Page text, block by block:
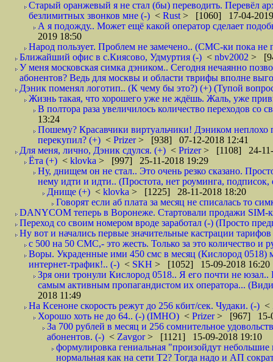
Старый оранжевый я не стал (бы) переводить. Перевёл
безлимитных звонков мне (-) < Rust > [1060] 17-04-
А я подожду.. Может ещё какой оператор сделает
2019 18:50
Народ пользует. Проблем не замечено.. (СМС-ки пока
Ближайший офис в с.Киясово, Удмуртия (-) < nbv2002 >
У меня московская симка дэником.. Сегодня нечаянно
абонентов? Ведь для москвы и области тврифы вполне
Дэник поменял логотип.. (К чему бы это?) (+) (Тупой
Жизнь такая, что хорошего уже не ждёшь. Жаль, уже
В полтора раза увеличилось количество переходов
13:24
Пошему? Красавчики виртуальчики! Дэником
перекупил? (+) < Prizer> [938] 07-12-2018 12:41
Для меня, лично, Дэник сдулся. (+) < Prizer> [1108] 24-11-
Ёта (+) < klovka > [997] 25-11-2018 19:29
Ну, днищем он не стал.. Это очень резко сказано.
нему идти и идти.. (Простота, нет роуминга,
Днище (+) < klovka > [1225] 28-11-2018 18:20
Говорят если аб плата за месяц не списалась то
DANYCOM теперь в Воронеже. Стартовали продажи SIM-
Переход со своим номером вроде заработал (-) (Просто
Ну вот и начались первые значительные кастрации
с 500 на 50 СМС,- это жесть. Только за это количество и
Воры. Украденные ими 450 смс в месяц (Кислород 0518)
интернет-трафик!.. (-) < SKH > [1052] 15-09-2018 16:20
Зря они тронули Кислород 0518.. Я его почти не
самым активным пропагандистом их оператора...
2018 11:49
На Ксеноне скорость режут до 256 кбит/сек. Чудаки. (-) <
Хорошо хоть не до 64.. (-) (IMHO) < Prizer> [967] 15-
За 700 рублей в месяц и 256 сомнительное
абонентов. (-) < Zavgor> [1121] 15-09-2018 19:10
формулировка гениальная "произойдут небольшие
нормальная как на сети Т2? Тогда надо и АП